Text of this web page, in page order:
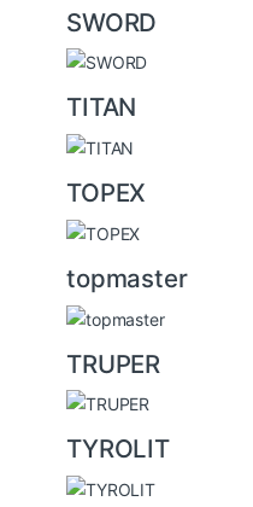
SWORD
TITAN
TOPEX
topmaster
TRUPER
TYROLIT